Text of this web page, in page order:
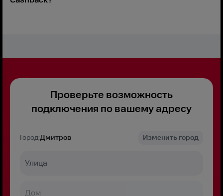
Проверьте возможность
подключения по вашему адресу
Город:Дмитров Изменить город